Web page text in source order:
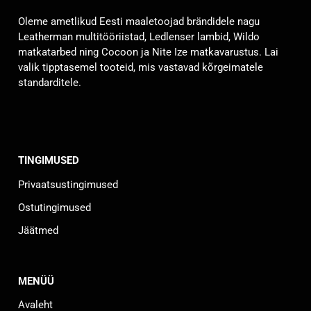
saab
teha
tootelehel.
Oleme ametlikud Eesti maaletoojad brändidele nagu
Leatherman multitööriistad, Ledlenser lambid, Wildo
matkatarbed ning Cocoon ja Nite Ize matkavarustus. Lai
valik tipptasemel tooteid, mis vastavad kõrgeimatele
standarditele.
TINGIMUSED
Privaatsustingimused
Ostutingimused
Jäätmed
MENÜÜ
Avaleht